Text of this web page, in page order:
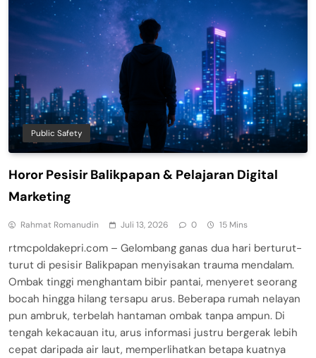
Public Safety
Horor Pesisir Balikpapan & Pelajaran Digital
Marketing
Rahmat Romanudin Juli 13, 2026 0 15 Mins
rtmcpoldakepri.com – Gelombang ganas dua hari berturut-
turut di pesisir Balikpapan menyisakan trauma mendalam.
Ombak tinggi menghantam bibir pantai, menyeret seorang
bocah hingga hilang tersapu arus. Beberapa rumah nelayan
pun ambruk, terbelah hantaman ombak tanpa ampun. Di
tengah kekacauan itu, arus informasi justru bergerak lebih
cepat daripada air laut, memperlihatkan betapa kuatnya